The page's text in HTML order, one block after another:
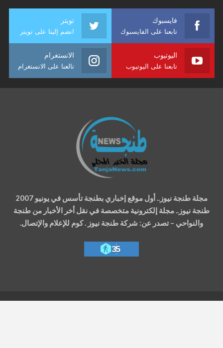
فايسبوك
تابعنا على الفايسبوك
تويتر
انضم إلينا على تويتر
اليوتيوب
تابعنا على اليوتيوب
الانستغرام
تالعنا على الانستغرام
مجلة طنجة نيوز.. أول موقع إخباري بطنجة تأسس في يونيو 2007
طنجة نيوز.. مجلة إلكترونية متخصصة في نقل أخر الأخبار من طنجة
والنواحي – تصدر عن: شركة طنجة نيوز . كوم للإعلام والإتصال.
35